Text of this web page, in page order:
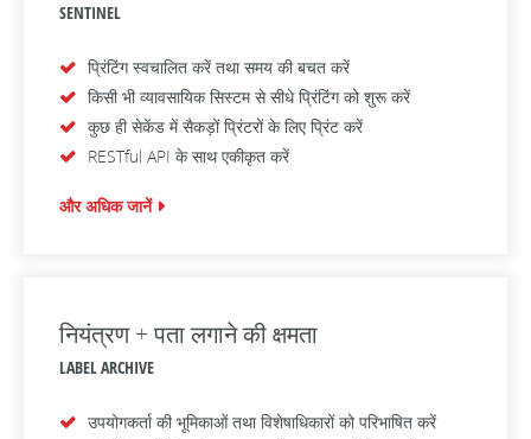
SENTINEL
प्रिंटिंग स्वचालित करें तथा समय की बचत करें
किसी भी व्यावसायिक सिस्टम से सीधे प्रिंटिंग को शुरू करें
कुछ ही सेकेंड में सैकड़ों प्रिंटरों के लिए प्रिंट करें
RESTful API के साथ एकीकृत करें
और अधिक जानें
नियंत्रण + पता लगाने की क्षमता
LABEL ARCHIVE
उपयोगकर्ता की भूमिकाओं तथा विशेषाधिकारों को परिभाषित करें